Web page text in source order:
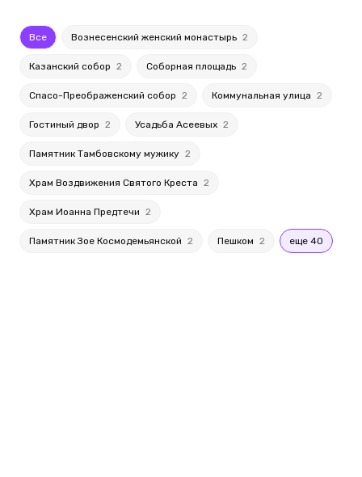
Все Вознесенский женский монастырь 2
Казанский собор 2 Соборная площадь 2
Спасо-Преображенский собор 2 Коммунальная улица 2
Гостиный двор 2 Усадьба Асеевых 2
Памятник Тамбовскому мужику 2
Храм Воздвижения Святого Креста 2
Храм Иоанна Предтечи 2
Памятник Зое Космодемьянской 2 Пешком 2 еще 40